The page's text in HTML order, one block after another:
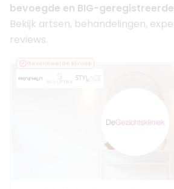
bevoegde en BIG-
Bekijk artsen, behandelingen,
reviews.
Geverifieerde kliniek